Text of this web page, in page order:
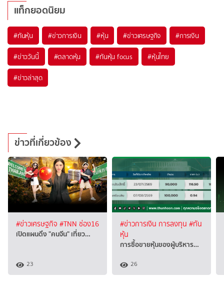
แท็กยอดนิยม
#ทันหุ้น #ข่าวการเงิน #หุ้น #ข่าวเศรษฐกิจ #การเงิน
#ข่าววันนี้ #ตลาดหุ้น #ทันหุ้น focus #หุ้นไทย
#ข่าวล่าสุด
ข่าวที่เกี่ยวข้อง
#ข่าวเศรษฐกิจ #TNN ช่อง16
เปิดแผนดึง "คนจีน" เที่ยว…
23
#ข่าวการเงิน การลงทุน #ทัน
หุ้น
การซื้อขายหุ้นของผู้บริหาร…
26